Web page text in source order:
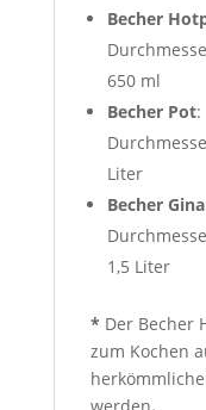
Becher
650 ml
Becher Pot:
Liter
Becher Gina
1,5 Liter
* Der Becher
zum Kochen